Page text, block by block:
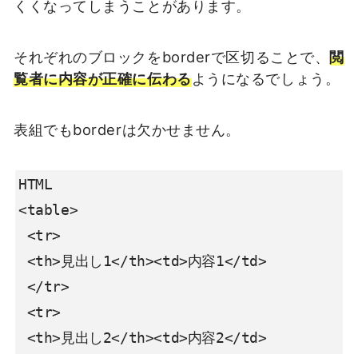
くくなってしまうことがあります。
それぞれのブロックをborderで区切ることで、 閲
覧者に内容が正確に伝わるようになるでしょう。
表組でもborderは欠かせません。
HTML
<table>